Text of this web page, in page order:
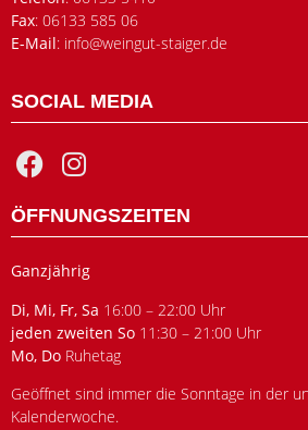
Fax: 06133 585 06
E-Mail: info@weingut-staiger.de
SOCIAL MEDIA
ÖFFNUNGSZEITEN
Ganzjährig
Di, Mi, Fr, Sa 16:00 – 22:00 Uhr
jeden zweiten So 11:30 – 21:00 Uhr
Mo, Do Ruhetag
Geöffnet sind immer die Sonntage in der
Kalenderwoche.